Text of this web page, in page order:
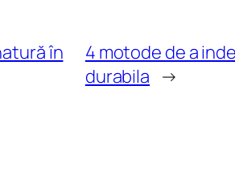
în
4 motode de a
durabila →